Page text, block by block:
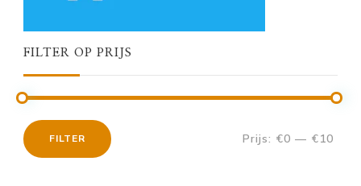
FILTER OP PRIJS
FILTER Prijs: €0 — €10